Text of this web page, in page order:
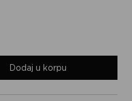
Dodaj u korpu